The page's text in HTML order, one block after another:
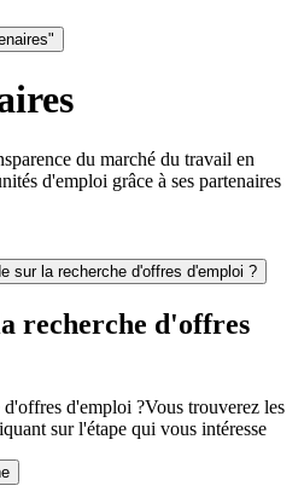
du marché du travail en
d'emploi grâce à ses partenaires
sur la recherche d'offres d'emploi ?
recherche d'offres
d'offres d'emploi ?Vous trouverez les
sur l'étape qui vous intéresse